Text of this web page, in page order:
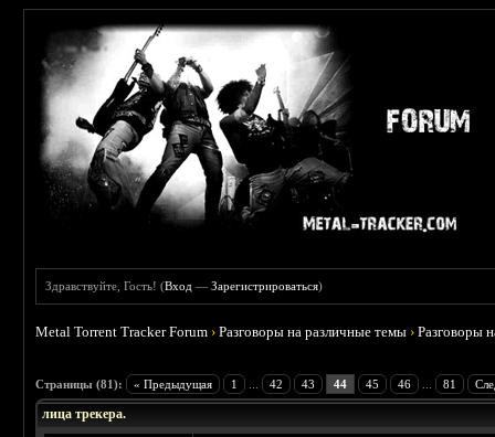
Здравствуйте, Гость! (Вход —Зарегистрироваться)
Metal Torrent Tracker Forum ›Разговоры на различные темы ›Разговоры
Страницы (81): « Предыдущая 1 42 43 44 45 46 81
лица трекера.